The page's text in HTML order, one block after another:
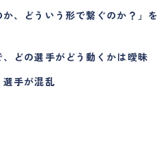
、どういう形で繋ぐのか？」を
どの選手がどう動くかは曖昧
手が混乱